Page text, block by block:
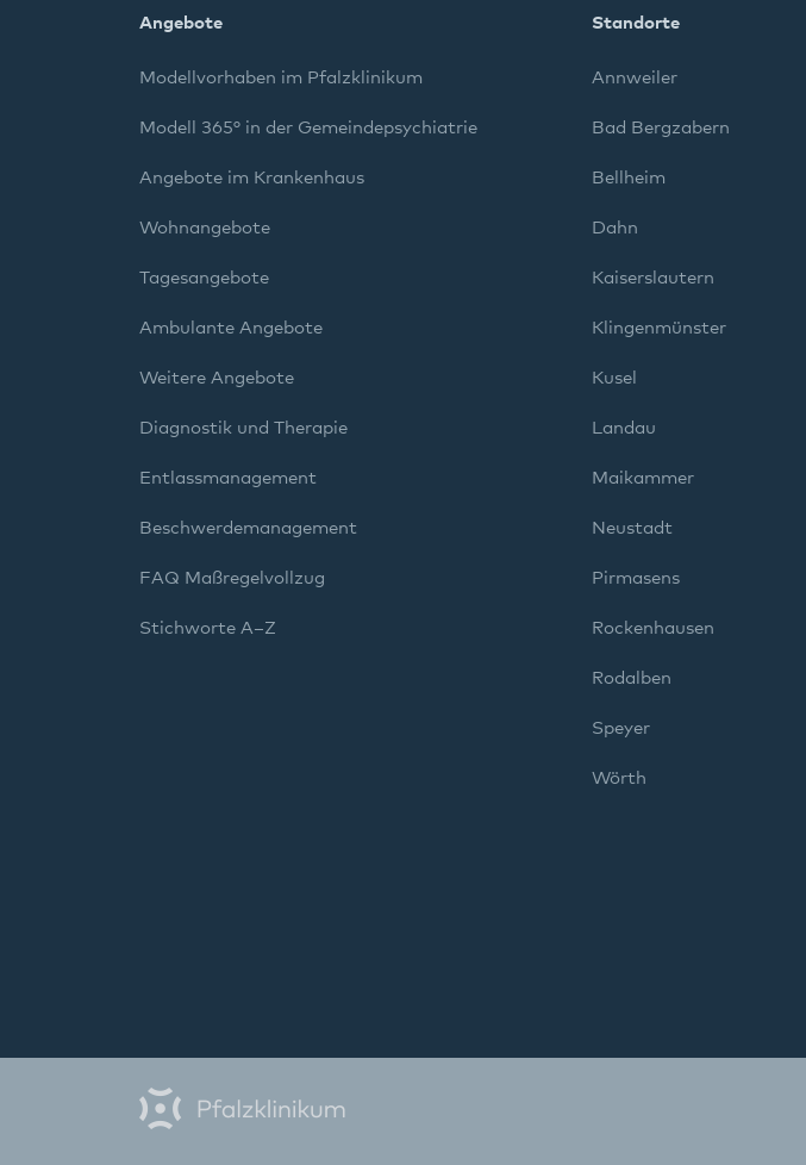
Angebote
Modellvorhaben im Pfalzklinikum
Modell 365° in der Gemeindepsychiatrie
Angebote im Krankenhaus
Wohnangebote
Tagesangebote
Ambulante Angebote
Weitere Angebote
Diagnostik und Therapie
Entlassmanagement
Beschwerdemanagement
FAQ Maßregelvollzug
Stichworte A–Z
Standorte
Annweiler
Bad Bergzabern
Bellheim
Dahn
Kaiserslautern
Klingenmünster
Kusel
Landau
Maikammer
Neustadt
Pirmasens
Rockenhausen
Rodalben
Speyer
Wörth